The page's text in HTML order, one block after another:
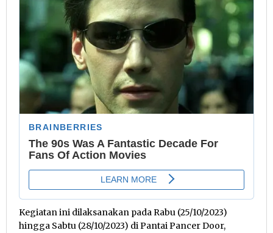
Kegiatan ini dilaksanakan pada Rabu (25/10/2023)
hingga Sabtu (28/10/2023) di Pantai Pancer Door,